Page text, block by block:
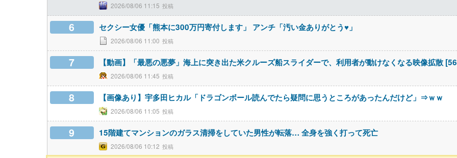
2026/08/06 11:15
6 セクシー女優「熊本に300万円寄付します」 アンチ「汚い金ありがとう♥」
2026/08/06 11:00
7 【動画】「最悪の悪夢」海上に突き出た米クルーズ船スライダーで、利用者が動けなくなる映像拡散
2026/08/06 11:45
8 【画像あり】宇多田ヒカル「ドラゴンボール読んでたら疑問に思うところがあったんだけど」⇒ｗｗ
2026/08/06 11:05
9 15階建てマンションのガラス清掃をしていた男性が転落… 全身を強く打って死亡
2026/08/06 10:12